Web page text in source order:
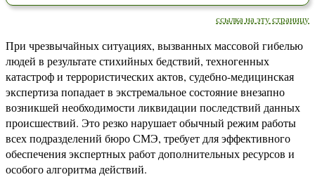
ссылка на эту страницу
При чрезвычайных ситуациях, вызванных массовой гибелью
людей в результате стихийных бедствий, техногенных
катастроф и террористических актов, судебно-медицинская
экспертиза попадает в экстремальное состояние внезапно
возникшей необходимости ликвидации последствий данных
происшествий. Это резко нарушает обычный режим работы
всех подразделений бюро СМЭ, требует для эффективного
обеспечения экспертных работ дополнительных ресурсов и
особого алгоритма действий.